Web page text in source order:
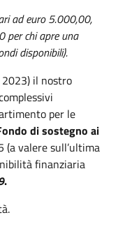
ad euro 5.000,00,
per chi apre una
disponibili).
il nostro
per le
di sostegno ai
(a valere sull’ultima
finanziaria
.